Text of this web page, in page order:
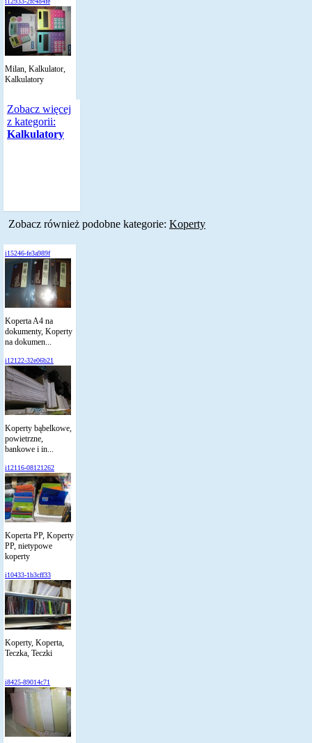
Milan, Kalkulator,
Kalkulatory
Zobacz więcej
z kategorii:
Kalkulatory
Zobacz również podobne kategorie: Koperty
i15246-fe3a989f
Koperta A4 na
dokumenty, Koperty
na dokumen...
i12122-32e06b21
Koperty bąbelkowe,
powietrzne,
bankowe i in...
i12116-08121262
Koperta PP, Koperty
PP, nietypowe
koperty
i10433-1b3cff33
Koperty, Koperta,
Teczka, Teczki
i8425-89014c71